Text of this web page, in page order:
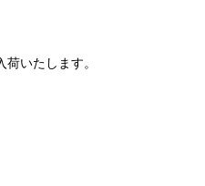
いたします。